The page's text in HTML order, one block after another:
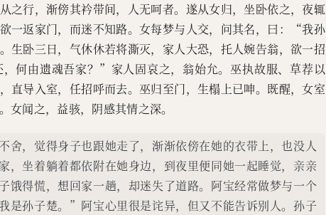
之行，渐傍其衿带间，人无呵者。遂从女归，坐卧依之，夜辄
一返家门，而迷不知路。女每梦与人交，问其名，曰：“我孙
生卧三日，气休休若将澌灭，家人大恐，托人婉告翁，欲一招
何由遗魂吾家？”家人固哀之，翁始允。巫执故服、草荐以
直导入室，任招呼而去。巫归至门，生榻上已呻。既醒，女室
女闻之，益骇，阴感其情之深。
舍，觉得身子也跟她走了，渐渐依傍在她的衣带上，也没人
，坐着躺着都依附在她身边，到夜里便同她一起睡觉，亲亲
饿得慌，想回家一趟，却迷失了道路。阿宝经常做梦与一个
是孙子楚。”阿宝心里很是诧异，但又不能告诉别人。孙子